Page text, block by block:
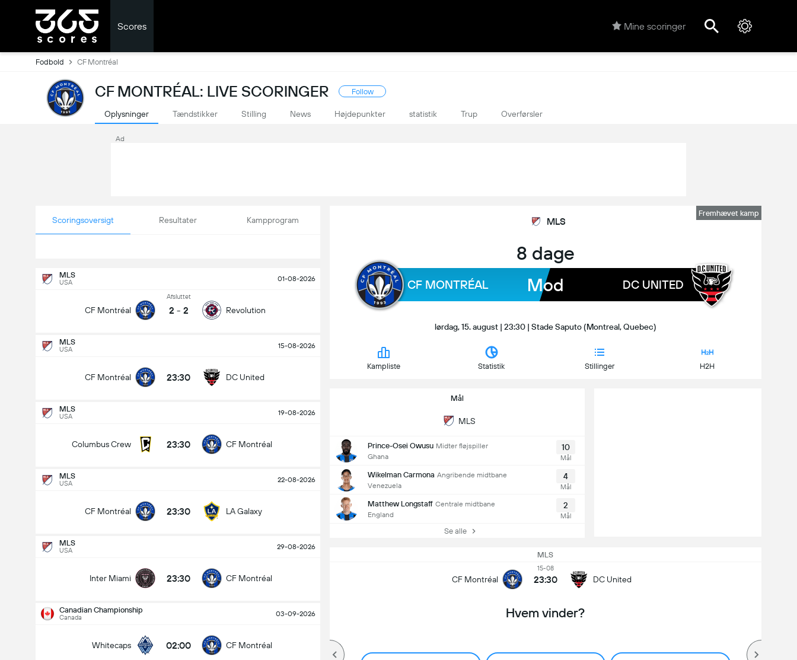
Scores Mine scoringer
Fodbold CF Montréal
CF MONTRÉAL: LIVE SCORINGER Follow
Oplysninger Tændstikker Stilling News Højdepunkter statistik Trup Overførsler
Ad
Scoringsoversigt Resultater Kampprogram
MLS
USA 01-08-2026
CF Montréal
Afsluttet
2 - 2 Revolution
MLS
USA 15-08-2026
CF Montréal 23:30 DC United
MLS
USA 19-08-2026
Columbus Crew 23:30 CF Montréal
MLS
USA 22-08-2026
CF Montréal 23:30 LA Galaxy
MLS
USA 29-08-2026
Inter Miami 23:30 CF Montréal
Canadian Championship
Canada 03-09-2026
Whitecaps 02:00 CF Montréal
Fremhævet kamp
MLS
8 dage
CF MONTRÉAL Mod DC UNITED
lørdag, 15. august | 23:30 | Stade Saputo (Montreal, Quebec)
Kampliste Statistik Stillinger H2H
Mål
MLS
Prince-Osei Owusu Midter fløjspiller
Ghana
10
Mål
Wikelman Carmona Angribende midtbane
Venezuela
4
Mål
Matthew Longstaff Centrale midtbane
England
2
Mål
Se alle
MLS
CF Montréal
15-08
23:30 DC United
Hvem vinder?
23:30 CF Montréal
Antal Mål i Kampen (2.5)